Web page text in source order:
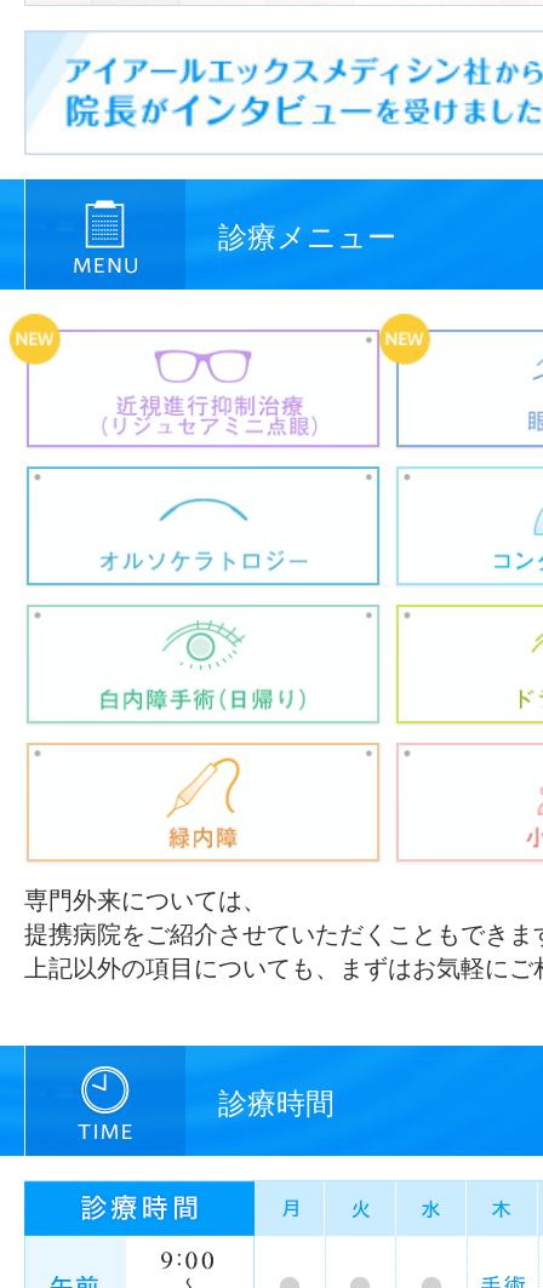
診療メニュー
専門外来については、
提携病院をご紹介させていただくこともできま
上記以外の項目についても、まずはお気軽に
診療時間